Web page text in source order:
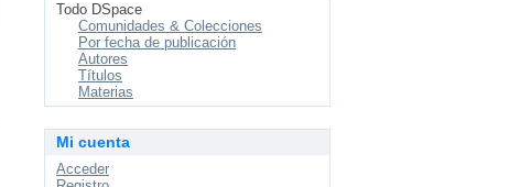
Todo DSpace
Comunidades & Colecciones
Por fecha de publicación
Autores
Títulos
Materias
Mi cuenta
Acceder